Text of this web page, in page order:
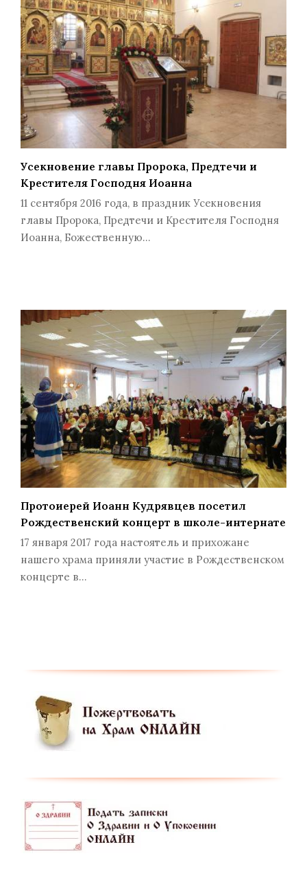
Усекновение главы Пророка, Предтечи и
Крестителя Господня Иоанна
11 сентября 2016 года, в праздник Усекновения
главы Пророка, Предтечи и Крестителя Господня
Иоанна, Божественную…
Протоиерей Иоанн Кудрявцев посетил
Рождественский концерт в школе-интернате
17 января 2017 года настоятель и прихожане
нашего храма приняли участие в Рождественском
концерте в…